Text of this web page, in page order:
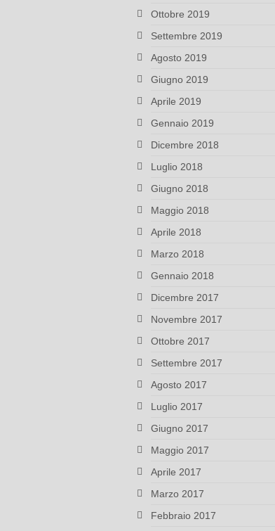
Ottobre 2019
Settembre 2019
Agosto 2019
Giugno 2019
Aprile 2019
Gennaio 2019
Dicembre 2018
Luglio 2018
Giugno 2018
Maggio 2018
Aprile 2018
Marzo 2018
Gennaio 2018
Dicembre 2017
Novembre 2017
Ottobre 2017
Settembre 2017
Agosto 2017
Luglio 2017
Giugno 2017
Maggio 2017
Aprile 2017
Marzo 2017
Febbraio 2017